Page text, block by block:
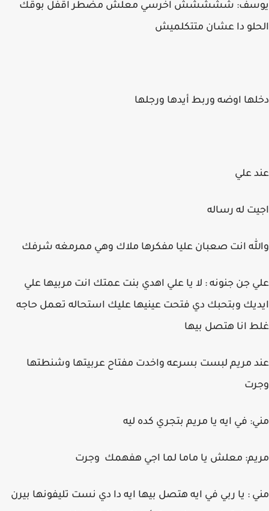
يوسف: ششششش اخرسي معلش مضطر اقفل بوقك
الحلو دا عشان متتكلميش
دخلها اوضه وربط أيدها ورجلها
عند علي
اجيت له رساله
والله انت صعبان عليا مفكرها ملاك وهي ممرمغه شرفك
علي جن جنونه : لا يا علي اهدي بنت عمتك انت مربيها علي
ايديك وبتحبك دي فتحت عينيها عليك استحاله تعمل حاجه
غلط انا هتصل بيها
عند مريم لبست بسرعه واخدت مفتاح عربيتها وشنطتها
وجرت
مني: في ايه يا مريم بتجري كده ليه
مريم: معلش يا ماما لما اجي هفهمك وجرت
مني : يا ربي في ايه هتصل بيها ايه دا دي نست تليفونها بيرن